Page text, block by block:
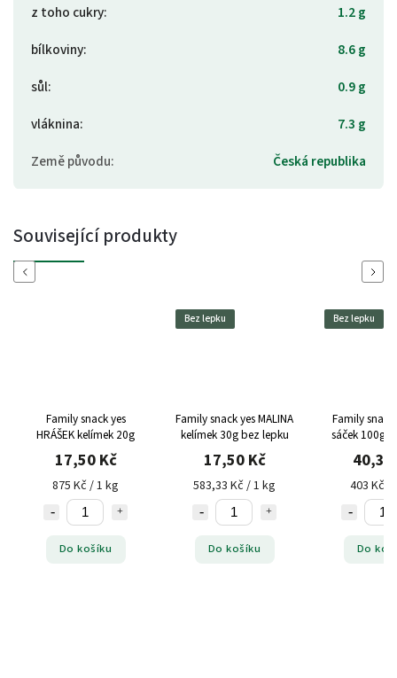
z toho cukry:
1.2 g
bílkoviny:
8.6 g
sůl:
0.9 g
vláknina:
7.3 g
Země původu: Česká republika
Související produkty
Previous
Family snack yes
HRÁŠEK kelímek 20g
17,50 Kč
875 Kč / 1 kg
Do košíku
Bez lepku
Family snack yes MALINA
kelímek 30g bez lepku
17,50 Kč
583,33 Kč / 1 kg
Do košíku
Bez lepku
Family snack
sáček 100g
40,30
403 Kč /
Do
Next